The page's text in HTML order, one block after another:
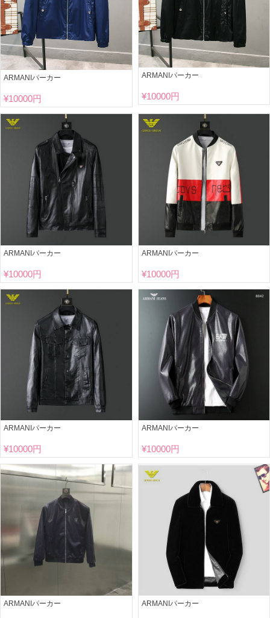
ARMANIパーカー
¥10000円
ARMANIパーカー
¥10000円
ARMANIパーカー
¥10000円
ARMANIパーカー
¥10000円
ARMANIパーカー
¥10000円
ARMANIパーカー
¥10000円
ARMANIパーカー ARMANIパーカー